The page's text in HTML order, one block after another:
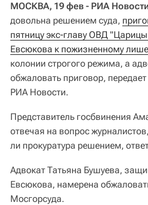
МОСКВА, 19 фев - РИА
довольна решением суда,
пятницу экс-главу ОВД
Евсюкова к пожизненному
колонии строгого режима, а
обжаловать приговор,
РИА Новости.
Представитель госбвинения
отвечая на вопрос
ли прокуратура решением,
Адвокат Татьяна Бушуева,
Евсюкова, намерена
Мосгорсуда.